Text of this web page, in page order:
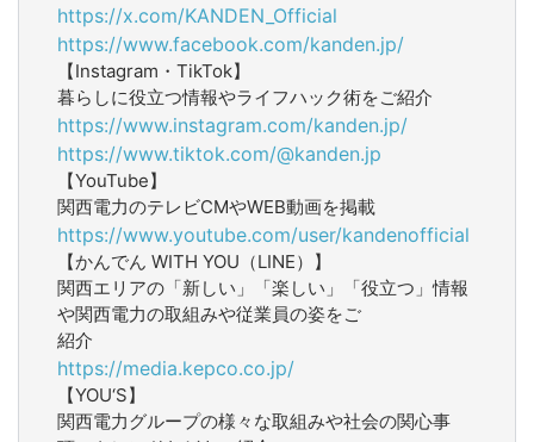
https://x.com/KANDEN_Official
https://www.facebook.com/kanden.jp/
【Instagram・TikTok】
暮らしに役立つ情報やライフハック術をご紹介
https://www.instagram.com/kanden.jp/
https://www.tiktok.com/@kanden.jp
【YouTube】
関西電力のテレビCMやWEB動画を掲載
https://www.youtube.com/user/kandenofficial
【かんでん WITH YOU（LINE）】
関西エリアの「新しい」「楽しい」「役立つ」情報
や関西電力の取組みや従業員の姿をご
紹介
https://media.kepco.co.jp/
【YOU‘S】
関西電力グループの様々な取組みや社会の関心事